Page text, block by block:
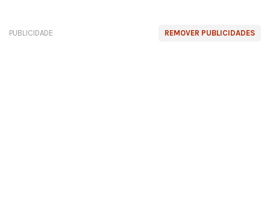
REMOVER PUBLICIDADES
PUBLICIDADE